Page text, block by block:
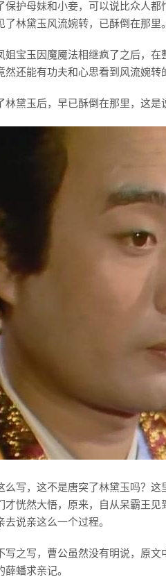
保护母妹和小妾，可以说比众人
了林黛玉风流婉转，已酥倒在那里。
姐宝玉因魔魇法相继疯了之后，
然还能有功夫和心思看到风流婉转
林黛玉后，早已酥倒在那里，这
么写，这不是唐突了林黛玉吗？这
才恍然大悟，原来，自从呆霸王
说亲这么一个过程。
写之写，曹公虽然没有明说，原
蟠求亲记。